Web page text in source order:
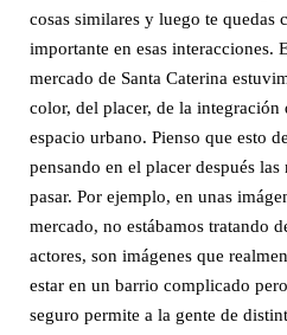
cosas similares y luego te quedas
importante en esas interacciones.
mercado de Santa Caterina
color, del placer, de la integración
espacio urbano. Pienso que esto
pensando en el placer después
pasar. Por ejemplo, en unas
mercado, no estábamos tratando
actores, son imágenes que
estar en un barrio complicado
seguro permite a la gente de